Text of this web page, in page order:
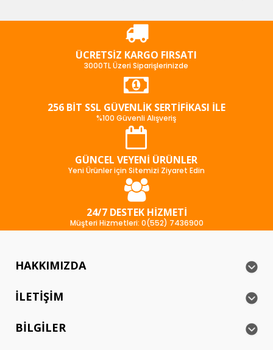
ÜCRETSIZ KARGO FIRSATI
3000TL Üzeri Siparişlerinizde
256 BIT SSL GÜVENLIK SERTIFIKASI İLE
%100 Güvenli Alışveriş
GÜNCEL VEYENI ÜRÜNLER
Yeni Ürünler için Sitemizi Ziyaret Edin
24/7 DESTEK HIZMETI
Müşteri Hizmetleri: 0(552) 7436900
HAKKIMIZDA
İLETIŞIM
BILGILER